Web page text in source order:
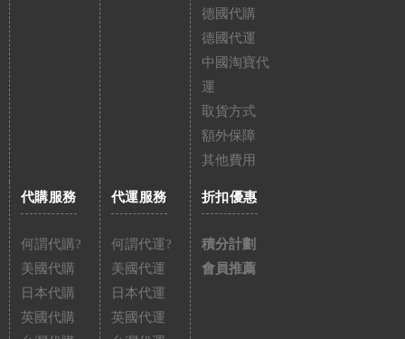
德國代購
德國代運
中國淘寶代
運
取貨方式
額外保障
其他費用
代購服務
何謂代購?
美國代購
日本代購
英國代購
代運服務
何謂代運?
美國代運
日本代運
英國代運
折扣優惠
積分計劃
會員推薦